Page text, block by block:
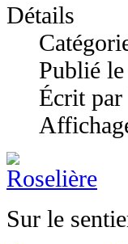
Détails
Publié
Écrit
Sur le